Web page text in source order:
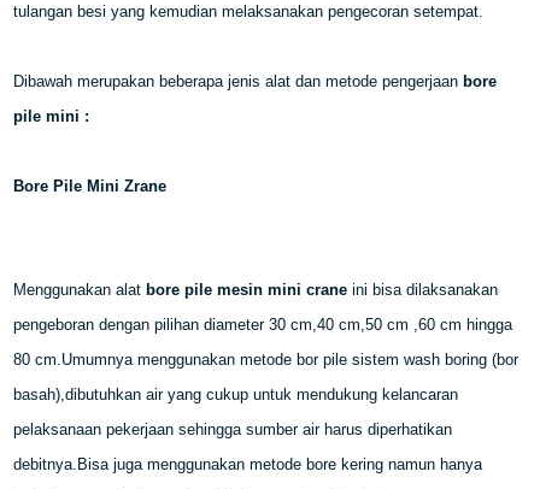
tulangan besi yang kemudian melaksanakan pengecoran setempat.
Dibawah merupakan beberapa jenis alat dan metode pengerjaan bore
pile mini :
Bore Pile Mini Zrane
Menggunakan alat bore pile mesin mini crane ini bisa dilaksanakan
pengeboran dengan pilihan diameter 30 cm,40 cm,50 cm ,60 cm hingga
80 cm.Umumnya menggunakan metode bor pile sistem wash boring (bor
basah),dibutuhkan air yang cukup untuk mendukung kelancaran
pelaksanaan pekerjaan sehingga sumber air harus diperhatikan
debitnya.Bisa juga menggunakan metode bore kering namun hanya